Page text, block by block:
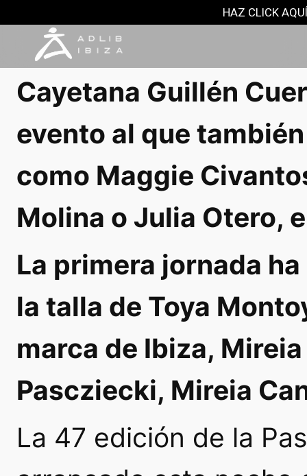
HAZ CLICK
Cayetana Guillén
evento al que
como Maggie
Molina o Julia Otero,
La primera jornada
la talla de Toya
marca de Ibiza,
Pascziecki, Mireia
La 47 edición de la